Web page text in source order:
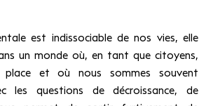
est indissociable de nos vies, elle
un monde où, en tant que citoyens,
et où nous sommes souvent
les questions de décroissance, de